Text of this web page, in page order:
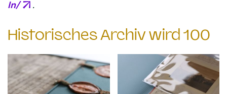
ln/
.
Historisches Archiv wird 100